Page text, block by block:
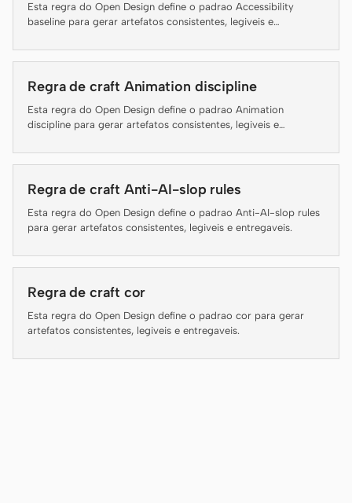
OpenCode
Gemini CLI
GitHub Copilot CLI
Qwen Code
Grok Build
Kimi CLI
DeepSeek TUI
Antigravity
Esta regra do Open Design define o padrao Accessibility
baseline para gerar artefatos consistentes, legiveis e
Regra de craft Animation discipline
Esta regra do Open Design define o padrao Animation
discipline para gerar artefatos consistentes, legiveis e
Regra de craft Anti-AI-slop rules
Esta regra do Open Design define o padrao Anti-AI-slop rules
para gerar artefatos consistentes, legiveis e entregaveis.
Regra de craft cor
Esta regra do Open Design define o padrao cor para gerar
artefatos consistentes, legiveis e entregaveis.